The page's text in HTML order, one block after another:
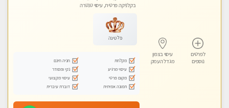
לפרטים
נוספים
עיסוי בצפון
מגדל העמק
בקלניקה פרטית, עיסוי טנטרה
פלטינה
מקלחת
חניה חינם
עיסוי מרגיע
נקי ומסודר
מקום פרטי
עיסוי מקצועי
תמונה אמיתית
דוברת עיברית